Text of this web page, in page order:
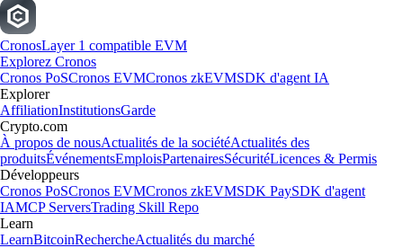
CronosLayer 1 compatible EVM
Explorez Cronos
Cronos PoSCronos EVMCronos zkEVMSDK d'agent IA
Explorer
AffiliationInstitutionsGarde
Crypto.com
À propos de nousActualités de la sociétéActualités des
produitsÉvénementsEmploisPartenairesSécuritéLicences & Permis
Développeurs
Cronos PoSCronos EVMCronos zkEVMSDK PaySDK d'agent
IAMCP ServersTrading Skill Repo
Learn
LearnBitcoinRechercheActualités du marché